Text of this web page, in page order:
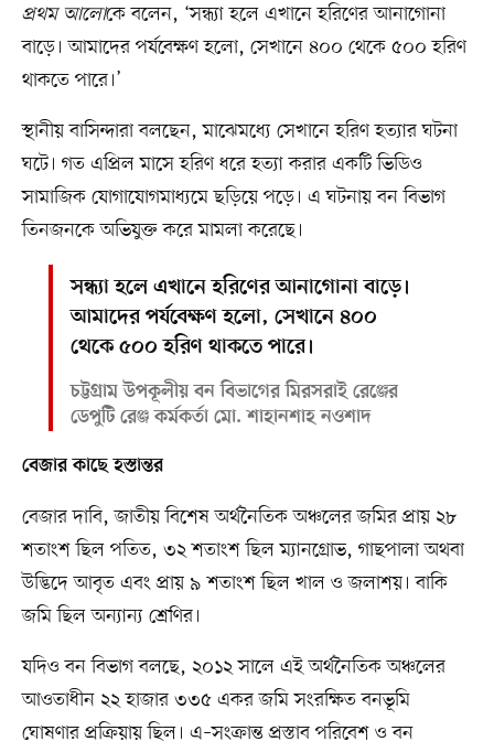
প্রথম আলোকে বলেন, ‘সন্ধ্যা হলে এখানে হরিণের আনাগোনা
বাড়ে। আমাদের পর্যবেক্ষণ হলো, সেখানে ৪০০ থেকে ৫০০ হরিণ
থাকতে পারে।’
স্থানীয় বাসিন্দারা বলছেন, মাঝেমধ্যে সেখানে হরিণ হত্যার ঘটনা
ঘটে। গত এপ্রিল মাসে হরিণ ধরে হত্যা করার একটি ভিডিও
সামাজিক যোগাযোগমাধ্যমে ছড়িয়ে পড়ে। এ ঘটনায় বন বিভাগ
তিনজনকে অভিযুক্ত করে মামলা করেছে।
সন্ধ্যা হলে এখানে হরিণের আনাগোনা বাড়ে।
আমাদের পর্যবেক্ষণ হলো, সেখানে ৪০০
থেকে ৫০০ হরিণ থাকতে পারে।
চট্টগ্রাম উপকূলীয় বন বিভাগের মিরসরাই রেঞ্জের
ডেপুটি রেঞ্জ কর্মকর্তা মো. শাহানশাহ নওশাদ
বেজার কাছে হস্তান্তর
বেজার দাবি, জাতীয় বিশেষ অর্থনৈতিক অঞ্চলের জমির প্রায় ২৮
শতাংশ ছিল পতিত, ৩২ শতাংশ ছিল ম্যানগ্রোভ, গাছপালা অথবা
উদ্ভিদে আবৃত এবং প্রায় ৯ শতাংশ ছিল খাল ও জলাশয়। বাকি
জমি ছিল অন্যান্য শ্রেণির।
যদিও বন বিভাগ বলছে, ২০১২ সালে এই অর্থনৈতিক অঞ্চলের
আওতাধীন ২২ হাজার ৩৩৫ একর জমি সংরক্ষিত বনভূমি
ঘোষণার প্রক্রিয়ায় ছিল। এ–সংক্রান্ত প্রস্তাব পরিবেশ ও বন